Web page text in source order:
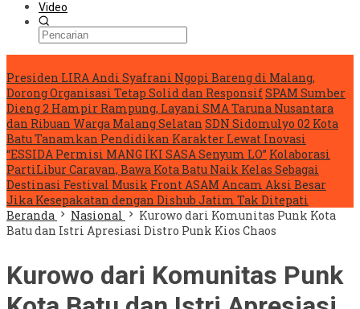
Video
Presiden LIRA Andi Syafrani Ngopi Bareng di Malang,
Dorong Organisasi Tetap Solid dan ResponsifSPAM Sumber
Dieng 2 Hampir Rampung, Layani SMA Taruna Nusantara
dan Ribuan Warga Malang Selatan SDN Sidomulyo 02 Kota
Batu Tanamkan Pendidikan Karakter Lewat Inovasi
“ESSIDA Permisi MANG IKI SASA Senyum LO” Kolaborasi
PartiLibur Caravan, Bawa Kota Batu Naik Kelas Sebagai
Destinasi Festival Musik Front ASAM Ancam Aksi Besar
Jika Kesepakatan dengan Dishub Jatim Tak Ditepati
Beranda
Nasional
Kurowo dari Komunitas Punk Kota
Batu dan Istri Apresiasi Distro Punk Kios Chaos
Kurowo dari Komunitas Punk